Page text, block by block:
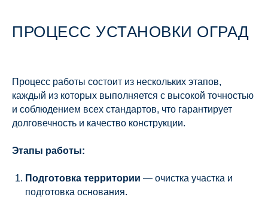
ПРОЦЕСС УСТАНОВКИ ОГРАД
Процесс работы состоит из нескольких этапов,
каждый из которых выполняется с высокой точностью
и соблюдением всех стандартов, что гарантирует
долговечность и качество конструкции.
Этапы работы:
Подготовка территории — очистка участка и
подготовка основания.